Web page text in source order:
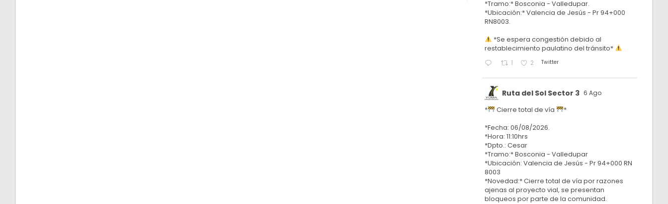
*Tramo:* Bosconia - Valledupar.
*Ubicación:* Valencia de Jesús - Pr 94+000
RN8003.
*Se espera congestión debido al
restablecimiento paulatino del tránsito*
1 2 Twitter
Ruta del Sol Sector 3 6 Ago
* Cierre total de vía
*
*Fecha: 06/08/2026.
*Hora: 11:10hrs
*Dpto.: Cesar
*Tramo:* Bosconia - Valledupar
*Ubicación: Valencia de Jesús - Pr 94+000 RN
8003
*Novedad:* Cierre total de vía por razones
ajenas al proyecto vial, se presentan
bloqueos por parte de la comunidad.